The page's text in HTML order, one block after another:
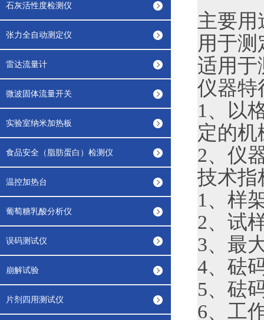
石灰活性度检测仪
张力全自动测定仪
雷达流量计
微波固体流量开关
实验室纳米加热板
食品安全（脂肪蛋白）检测仪
温控加热台
葡萄糖乳酸分析仪
误码测试仪
崩解试验
片剂四用测试仪
主要用
用于
适用于
仪器特
1、以
定的机
2、仪
技术指
1、样
2、试
3、最
4、砝
5、砝
6、工